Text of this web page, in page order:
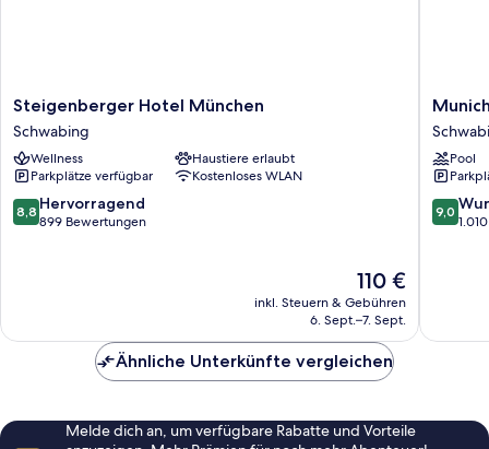
Steigenberger
Hotel
München
Schwabing
Steigenberger Hotel München
Schwabing
Wellness
Haustiere erlaubt
Parkplätze verfügbar
Kostenloses WLAN
8.8
von
8,8 Hervorragend
899 Bewertungen
Der
Preis
beträgt
110 €
inkl. Steuern & Gebühren
6. Sept.–7. Sept.
Munich
Marriott
Hotel
Pool
9.0
von
9,0
Ähnliche Unterkünfte vergleichen
Melde dich an, um verfügbare Rabatte und Vorteile